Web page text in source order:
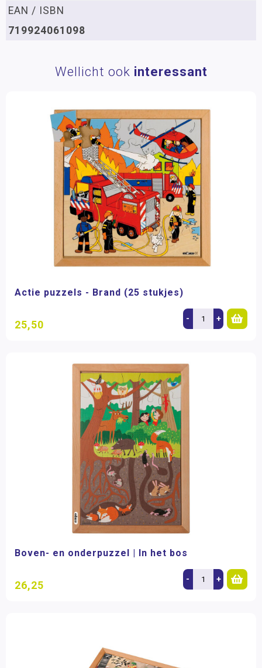
EAN / ISBN
719924061098
Wellicht ook interessant
Actie puzzels - Brand (25 stukjes)
25,50 - +
Boven- en onderpuzzel | In het bos
26,25 - +